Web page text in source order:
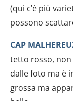
(qui c’è più
possono
CAP
tetto rosso, non
dalle foto ma è
grossa ma